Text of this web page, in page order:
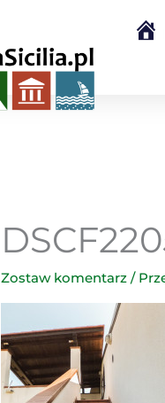
Zostaw komentarz /